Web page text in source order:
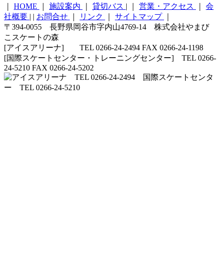
HOME 施設案内 貸切バス | 営業・アクセス
会
社概要 | | お問合せ リンク サイトマップ
〒394-0055 長野県岡谷市字内山4769-14 株式会社やまび
こスケートの森
[アイスアリーナ] TEL 0266-24-2494 FAX 0266-24-1198
[国際スケートセンター・トレーニングセンター] TEL 0266-
24-5210 FAX 0266-24-5202